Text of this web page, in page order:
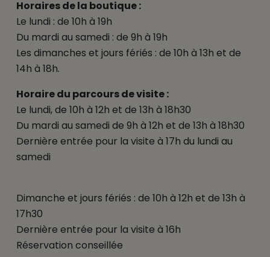
Horaires de la boutique :
Le lundi : de 10h à 19h
Du mardi au samedi : de 9h à 19h
Les dimanches et jours fériés : de 10h à 13h et de
14h à 18h.
Horaire du parcours de visite :
Le lundi, de 10h à 12h et de 13h à 18h30
Du mardi au samedi de 9h à 12h et de 13h à 18h30
Dernière entrée pour la visite à 17h du lundi au
samedi
Dimanche et jours fériés : de 10h à 12h et de 13h à
17h30
Dernière entrée pour la visite à 16h
Réservation conseillée